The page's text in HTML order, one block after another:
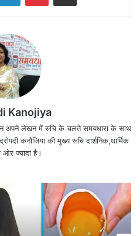
दिया गया है, जो इन्हें और
Vibes Thoughts
मुस्कान के साथ स्वागत करें।”
Kanojiya
अपने लेखन में रुचि के चलते समयधारा के साथ
कनौजिया की मुख्य रूचि दार्शनिक,धार्मिक
ज्यादा है।